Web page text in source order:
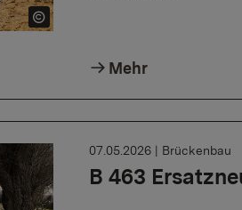
Mehr
B 463
07.05.2026 | Brückenbau